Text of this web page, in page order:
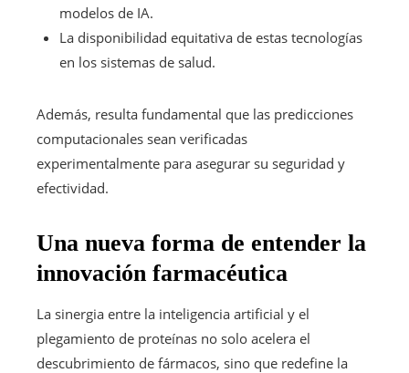
modelos de IA.
La disponibilidad equitativa de estas tecnologías
en los sistemas de salud.
Además, resulta fundamental que las predicciones
computacionales sean verificadas
experimentalmente para asegurar su seguridad y
efectividad.
Una nueva forma de entender la
innovación farmacéutica
La sinergia entre la inteligencia artificial y el
plegamiento de proteínas no solo acelera el
descubrimiento de fármacos, sino que redefine la